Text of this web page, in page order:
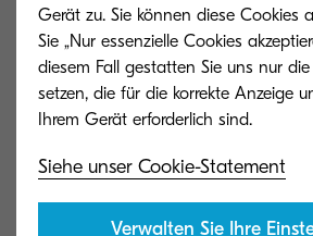
ECOSYS PA2101cwx
Gerät zu. Sie können diese Cookies
Sie „Nur essenzielle Cookies
diesem Fall gestatten Sie uns nur
setzen, die für die korrekte Anzeige
Siehe unser Cookie-Statement
Verwalten Sie Ihre